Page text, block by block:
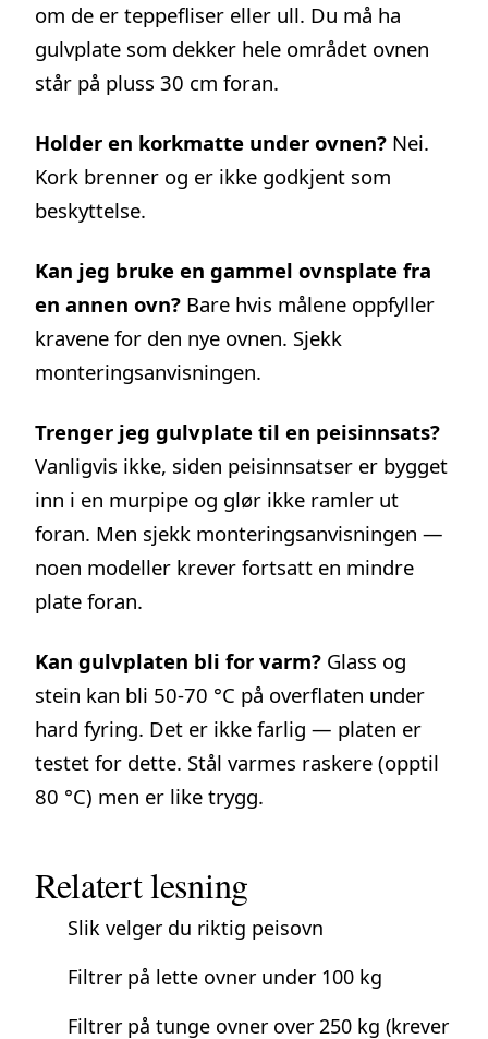
om de er teppefliser eller ull. Du må ha
gulvplate som dekker hele området ovnen
står på pluss 30 cm foran.
Holder en korkmatte under ovnen? Nei.
Kork brenner og er ikke godkjent som
beskyttelse.
Kan jeg bruke en gammel ovnsplate fra
en annen ovn? Bare hvis målene oppfyller
kravene for den nye ovnen. Sjekk
monteringsanvisningen.
Trenger jeg gulvplate til en peisinnsats?
Vanligvis ikke, siden peisinnsatser er bygget
inn i en murpipe og glør ikke ramler ut
foran. Men sjekk monteringsanvisningen —
noen modeller krever fortsatt en mindre
plate foran.
Kan gulvplaten bli for varm? Glass og
stein kan bli 50-70 °C på overflaten under
hard fyring. Det er ikke farlig — platen er
testet for dette. Stål varmes raskere (opptil
80 °C) men er like trygg.
Relatert lesning
Slik velger du riktig peisovn
Filtrer på lette ovner under 100 kg
Filtrer på tunge ovner over 250 kg (krever